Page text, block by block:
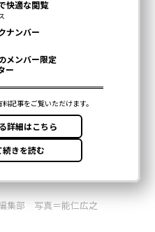
集部 写真＝能仁広之